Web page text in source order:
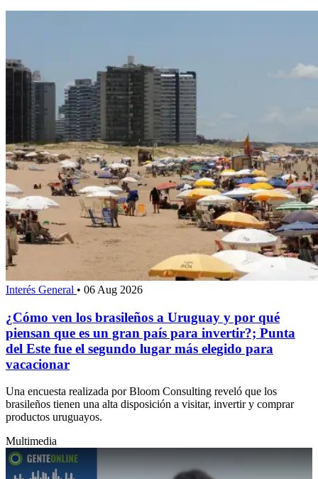
Interés General • 06 Aug 2026
¿Cómo ven los brasileños a Uruguay y por qué
piensan que es un gran país para invertir?; Punta
del Este fue el segundo lugar más elegido para
vacacionar
Una encuesta realizada por Bloom Consulting reveló que los
brasileños tienen una alta disposición a visitar, invertir y comprar
productos uruguayos.
Multimedia